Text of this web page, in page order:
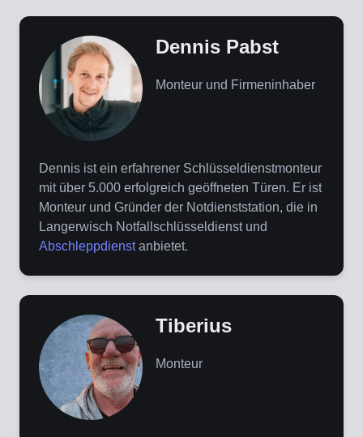
Dennis Pabst
Monteur und Firmeninhaber
Dennis ist ein erfahrener Schlüsseldienstmonteur
mit über 5.000 erfolgreich geöffneten Türen. Er ist
Monteur und Gründer der Notdienststation, die in
Langerwisch Notfallschlüsseldienst und
Abschleppdienstanbietet.
Tiberius
Monteur